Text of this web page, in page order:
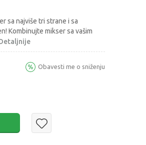
sa najviše tri strane i sa
Kombinujte mikser sa vašim
Obavesti me o sniženju